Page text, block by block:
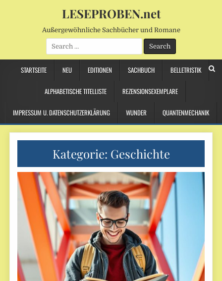
LESEPROBEN.net
Außergewöhnliche Sachbücher und Romane
Search
for:
STARTSEITE NEU EDITIONEN SACHBUCH BELLETRISTIK
ALPHABETISCHE TITELLISTE REZENSIONSEXEMPLARE
IMPRESSUM U. DATENSCHUTZERKLÄRUNG WUNDER QUANTENMECHANIK
Kategorie: Geschichte